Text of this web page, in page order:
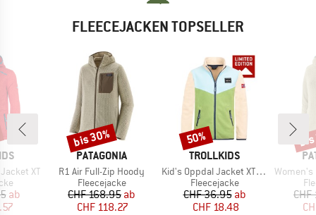
FLEECEJACKEN TOPSELLER
XT
Preis
ab
MARKE
PATAGONIA
Artikel
R1 Air Full-Zip Hoody
Produktgruppe
Fleecejacke
Preis
CHF 168.95reduzierter Preis
ab
CHF 118.27
Rabatt
bis 30%
MARKE
TROLLKIDS
Artikel
Kid's Oppdal Jacket XT Exclusive
Produktgruppe
Fleecejacke
Preis
CHF 36.95reduzierter Preis
ab
CHF 18.48
Rabatt
50%
Artikel
Women's R1